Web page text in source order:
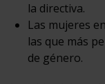
la directiva.
Las mujeres
las que más
de género.